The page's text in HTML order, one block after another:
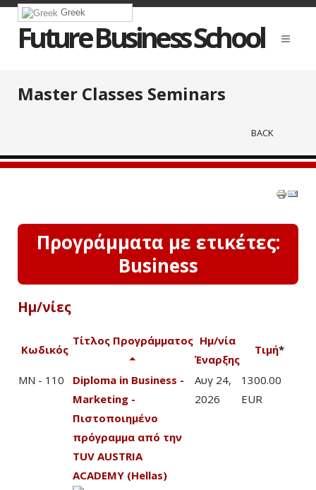
Greek
Future Business School
Master Classes Seminars
BACK
Προγράμματα με ετικέτες:
Business
Ημ/νίες
Κωδικός
Τίτλος Προγράμματος Ημ/νία
Έναρξης
Τιμή*
MN - 110
Diploma in Business -
Marketing -
Πιστοποιημένο
πρόγραμμα από την
TUV AUSTRIA
ACADEMY (Hellas)
Αυγ 24,
2026
1300.00
EUR